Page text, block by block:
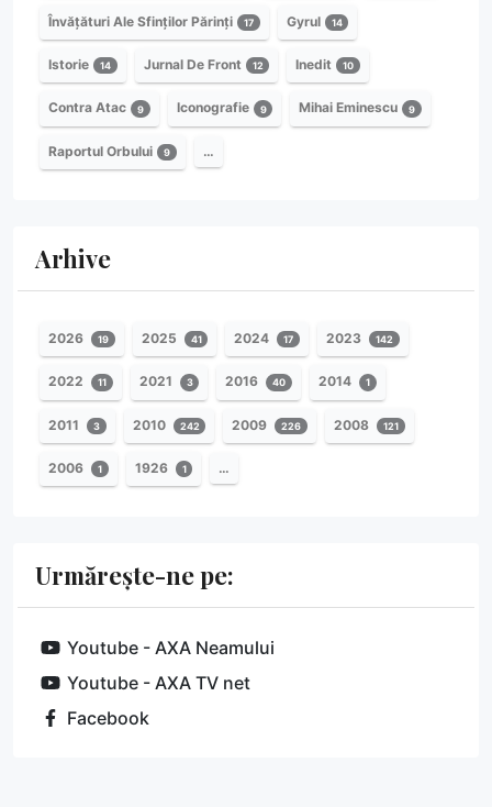
Învățături Ale Sfinților Părinți 17 Gyrul 14
Istorie 14 Jurnal De Front 12 Inedit 10
Contra Atac 9 Iconografie 9 Mihai Eminescu 9
Raportul Orbului 9 …
Arhive
2026 19 2025 41 2024 17 2023 142
2022 11 2021 3 2016 40 2014 1
2011 3 2010 242 2009 226 2008 121
2006 1 1926 1 …
Urmărește-ne pe:
Youtube - AXA Neamului
Youtube - AXA TV net
Facebook